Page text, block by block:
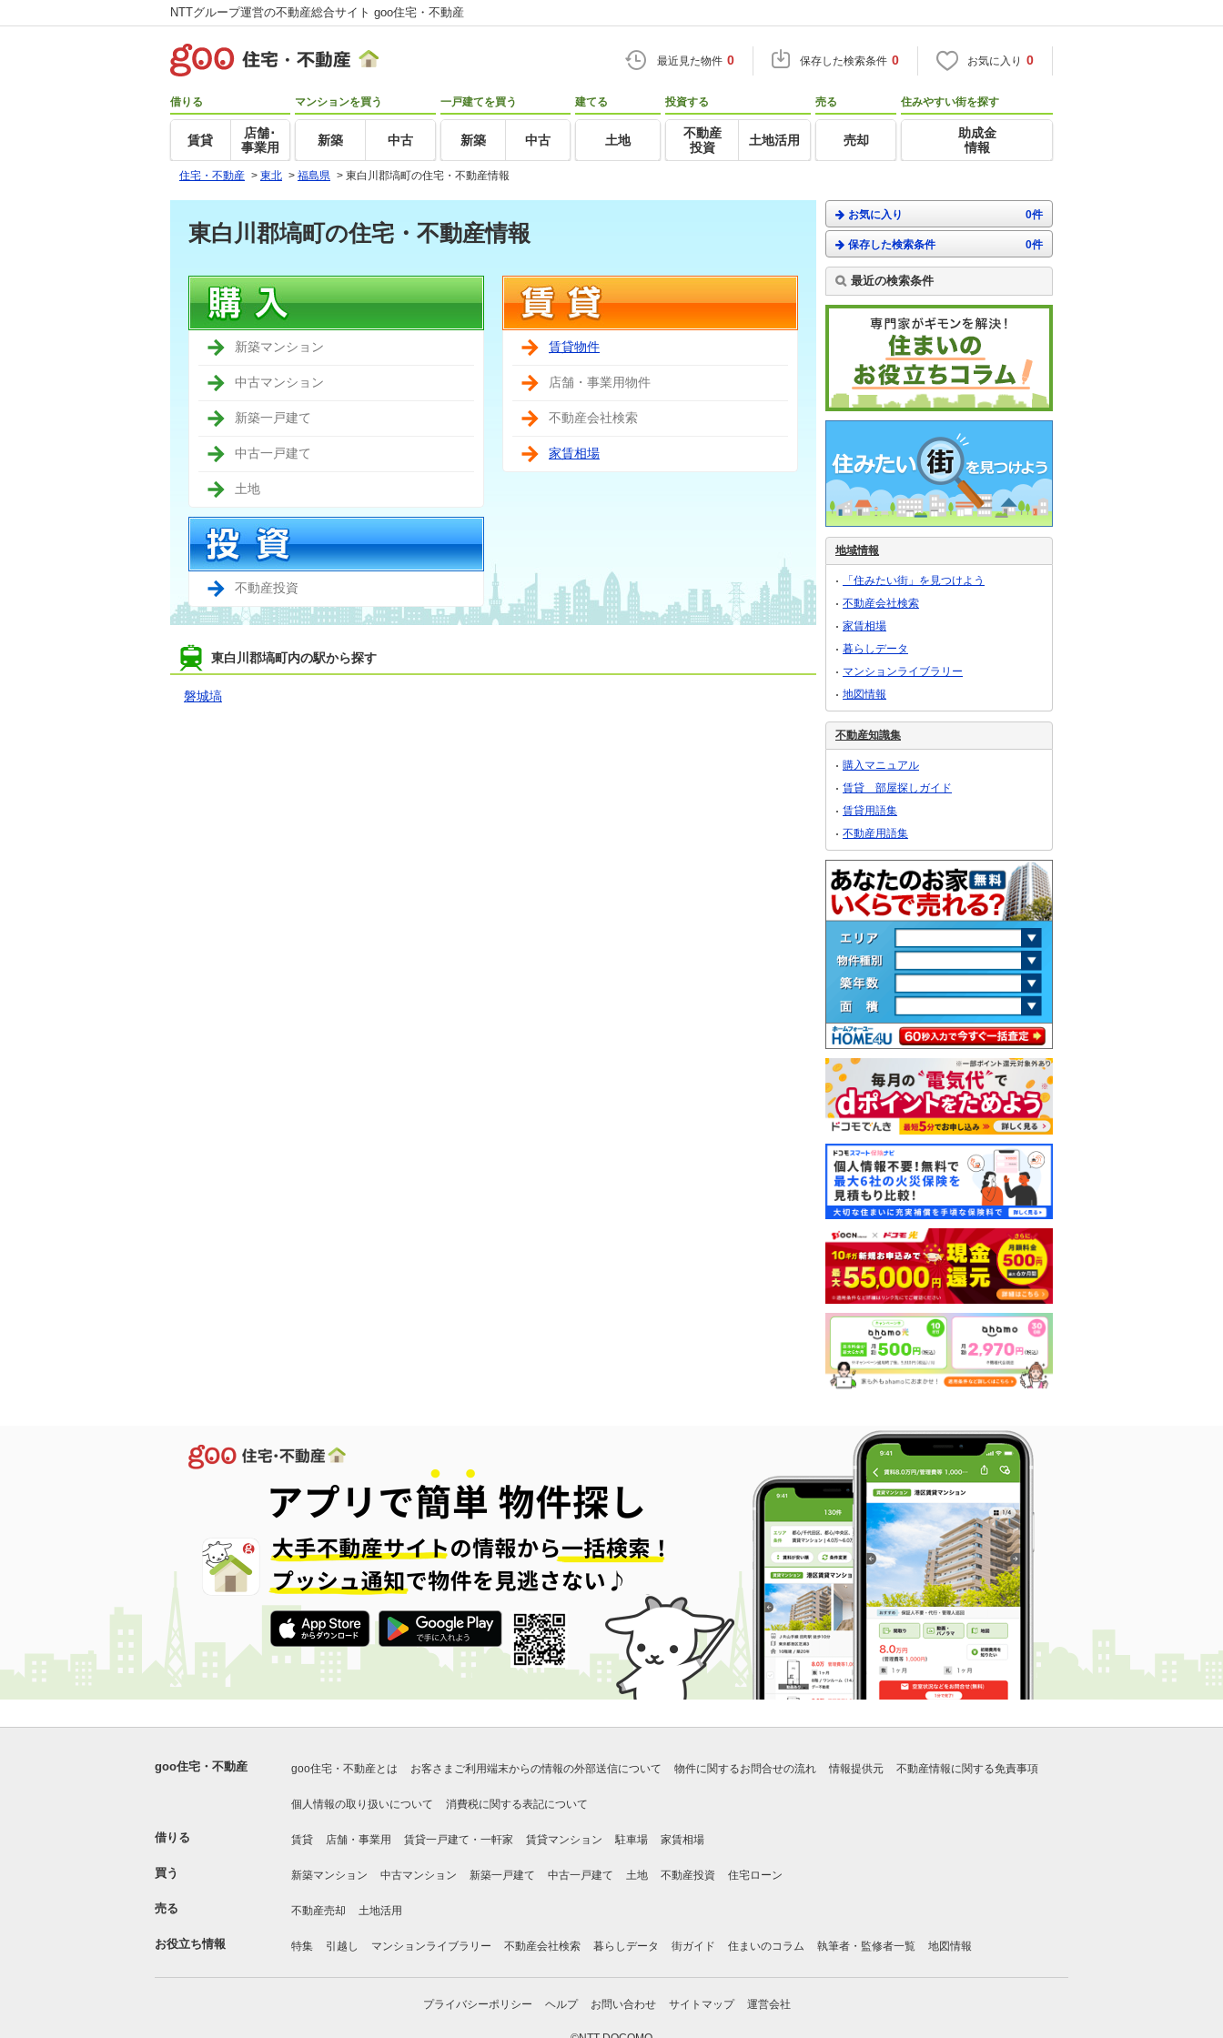
NTTグループ運営の不動産総合サイト goo住宅・不動産
最近見た物件 0 保存した検索条件 0 お気に入り 0
借りる
賃貸
店舗･
事業用
マンションを買う
新築 中古
一戸建てを買う
新築 中古
建てる
土地
投資する
不動産
投資
土地活用
売る
売却
住みやすい街を探す
助成金
情報
住宅・不動産 > 東北 > 福島県 > 東白川郡塙町の住宅・不動産情報
東白川郡塙町の住宅・不動産情報
新築マンション
中古マンション
新築一戸建て
中古一戸建て
土地
不動産投資
賃貸物件
店舗・事業用物件
不動産会社検索
家賃相場
東白川郡塙町内の駅から探す
磐城塙
お気に入り 0件
保存した検索条件 0件
最近の検索条件
地域情報
「住みたい街」を見つけよう
不動産会社検索
家賃相場
暮らしデータ
マンションライブラリー
地図情報
不動産知識集
購入マニュアル
賃貸 部屋探しガイド
賃貸用語集
不動産用語集
goo住宅・不動産 goo住宅・不動産とは お客さまご利用端末からの情報の外部送信について 物件に関するお問合せの流れ 情報提供元 不動産情報に関する免責事項
個人情報の取り扱いについて 消費税に関する表記について
借りる 賃貸 店舗・事業用 賃貸一戸建て・一軒家 賃貸マンション 駐車場 家賃相場
買う 新築マンション 中古マンション 新築一戸建て 中古一戸建て 土地 不動産投資 住宅ローン
売る 不動産売却 土地活用
お役立ち情報 特集 引越し マンションライブラリー 不動産会社検索 暮らしデータ 街ガイド 住まいのコラム 執筆者・監修者一覧 地図情報
プライバシーポリシー ヘルプ お問い合わせ サイトマップ 運営会社